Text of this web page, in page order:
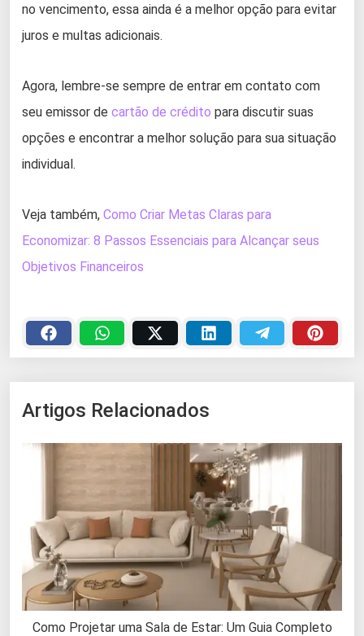
no vencimento, essa ainda é a melhor opção para evitar
juros e multas adicionais.
Agora, lembre-se sempre de entrar em contato com
seu emissor de cartão de crédito para discutir suas
opções e encontrar a melhor solução para sua situação
individual.
Veja também, Como Criar Metas Claras para
Economizar: 8 Passos Essenciais para Alcançar seus
Objetivos Financeiros
Artigos Relacionados
Como Projetar uma Sala de Estar: Um Guia Completo